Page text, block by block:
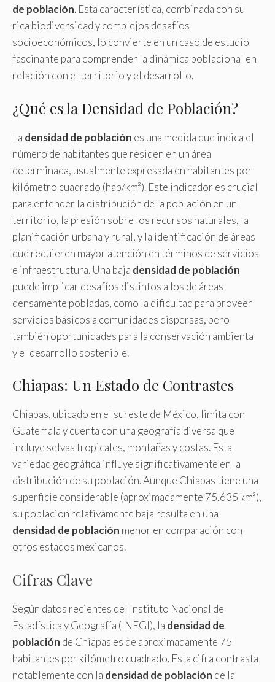
de población. Esta característica, combinada con su
rica biodiversidad y complejos desafíos
socioeconómicos, lo convierte en un caso de estudio
fascinante para comprender la dinámica poblacional en
relación con el territorio y el desarrollo.
¿Qué es la Densidad de Población?
La densidad de población es una medida que indica el
número de habitantes que residen en un área
determinada, usualmente expresada en habitantes por
kilómetro cuadrado (hab/km²). Este indicador es crucial
para entender la distribución de la población en un
territorio, la presión sobre los recursos naturales, la
planificación urbana y rural, y la identificación de áreas
que requieren mayor atención en términos de servicios
e infraestructura. Una baja densidad de población
puede implicar desafíos distintos a los de áreas
densamente pobladas, como la dificultad para proveer
servicios básicos a comunidades dispersas, pero
también oportunidades para la conservación ambiental
y el desarrollo sostenible.
Chiapas: Un Estado de Contrastes
Chiapas, ubicado en el sureste de México, limita con
Guatemala y cuenta con una geografía diversa que
incluye selvas tropicales, montañas y costas. Esta
variedad geográfica influye significativamente en la
distribución de su población. Aunque Chiapas tiene una
superficie considerable (aproximadamente 75,635 km²),
su población relativamente baja resulta en una
densidad de población menor en comparación con
otros estados mexicanos.
Cifras Clave
Según datos recientes del Instituto Nacional de
Estadística y Geografía (INEGI), la densidad de
población de Chiapas es de aproximadamente 75
habitantes por kilómetro cuadrado. Esta cifra contrasta
notablemente con la densidad de población de la